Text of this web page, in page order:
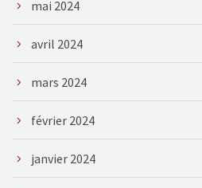
mai 2024
avril 2024
mars 2024
février 2024
janvier 2024